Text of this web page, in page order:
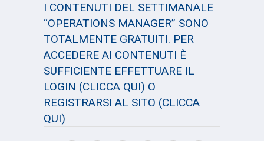
I CONTENUTI DEL SETTIMANALE
“OPERATIONS MANAGER” SONO
TOTALMENTE GRATUITI. PER
ACCEDERE AI CONTENUTI È
SUFFICIENTE EFFETTUARE IL
LOGIN (CLICCA QUI) O
REGISTRARSI AL SITO (CLICCA
QUI)